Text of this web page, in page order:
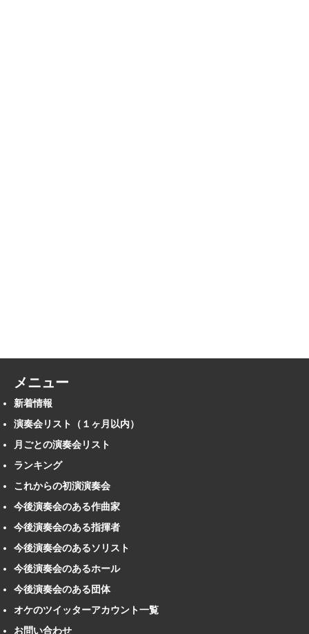
メニュー
新着情報
演奏会リスト（１ヶ月以内）
月ごとの演奏会リスト
ランキング
これからの初演演奏会
今後演奏会のある作曲家
今後演奏会のある指揮者
今後演奏会のあるソリスト
今後演奏会のあるホール
今後演奏会のある団体
オケのツイッターアカウント一覧
お問い合わせ